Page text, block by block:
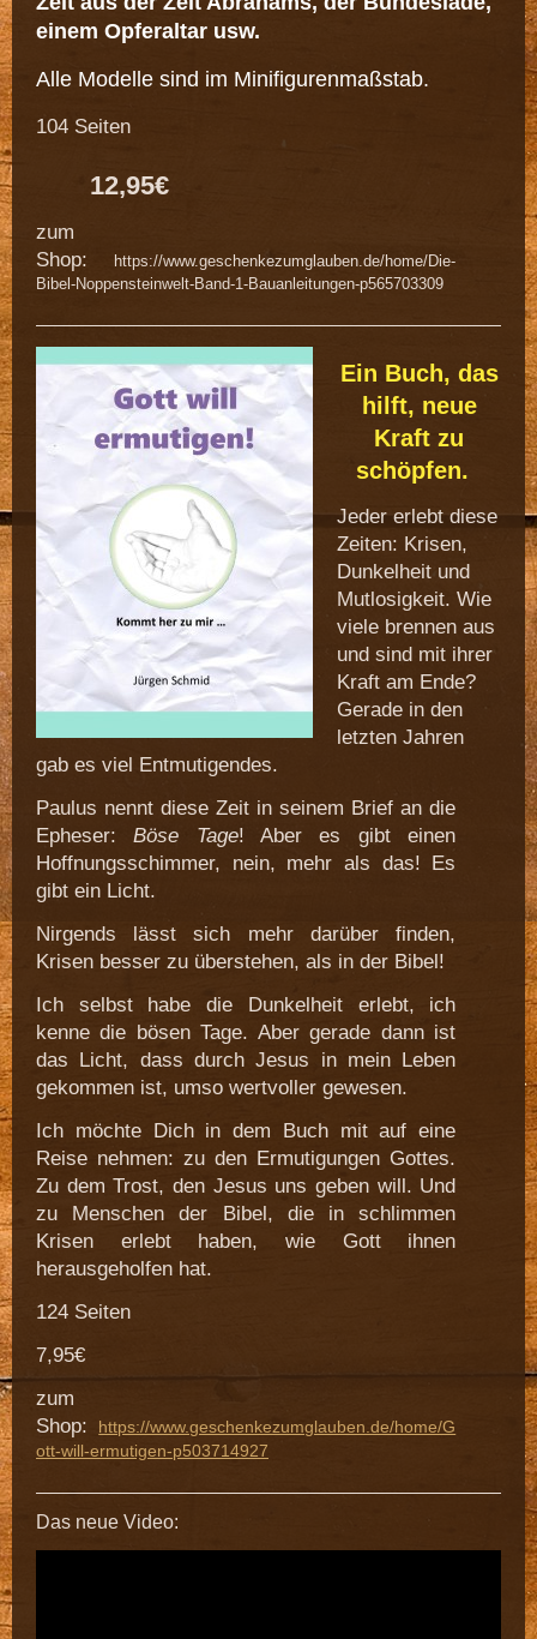
einem Opferaltar usw.
Alle Modelle sind im Minifigurenmaßstab.
104 Seiten
12,95€
zum
Shop:
https://www.geschenkezumglauben.de/home/Die-
Bibel-Noppensteinwelt-Band-1-Bauanleitungen-p565703309
Ein Buch, das
hilft, neue
Kraft zu
schöpfen.
Jeder erlebt diese
Zeiten: Krisen,
Dunkelheit und
Mutlosigkeit. Wie
viele brennen aus
und sind mit ihrer
Kraft am Ende?
Gerade in den
letzten Jahren
gab es viel Entmutigendes.
Paulus nennt diese Zeit in seinem Brief an die
Epheser:Böse Tage! Aber es gibt einen
Hoffnungsschimmer, nein, mehr als das! Es
gibt ein Licht.
Nirgends lässt sich mehr darüber finden,
Krisen besser zu überstehen, als in der Bibel!
Ich selbst habe die Dunkelheit erlebt, ich
kenne die bösen Tage. Aber gerade dann ist
das Licht, dass durch Jesus in mein Leben
gekommen ist, umso wertvoller gewesen.
Ich möchte Dich in dem Buch mit auf eine
Reise nehmen: zu den Ermutigungen Gottes.
Zu dem Trost, den Jesus uns geben will. Und
zu Menschen der Bibel, die in schlimmen
Krisen erlebt haben, wie Gott ihnen
herausgeholfen hat.
124 Seiten
7,95€
zum
Shop:
https://www.geschenkezumglauben.de/home/G
ott-will-ermutigen-p503714927
Das neue Video: